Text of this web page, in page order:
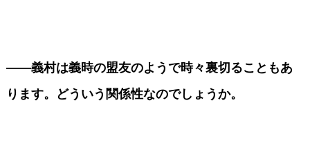
――義村は義時の盟友のようで時々裏切ることもあ
ります。どういう関係性なのでしょうか。